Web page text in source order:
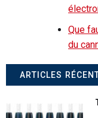
Que
du
ARTICLES